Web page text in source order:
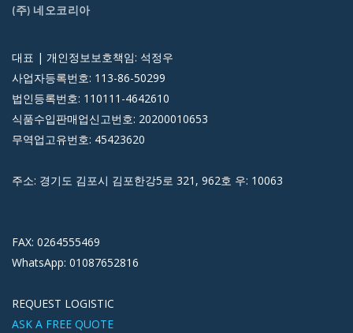
(주) 네오코리아
대표 | 개인정보보호책임: 석정우
사업자등록번호: 113-86-50299
법인등록번호: 110111-4642610
식품수입판매업신고번호: 20200010653
무역업고유번호: 45423620
주소: 경기도 김포시 김포한강5로 321, 962호 우: 10063
FAX: 0264555469
WhatsApp: 01087652816
REQUEST LOGISTIC
ASK A FREE QUOTE